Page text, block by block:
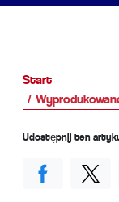
Start
Udostępnij ten